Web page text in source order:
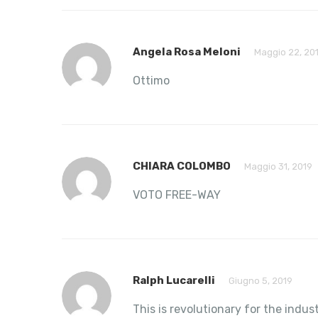
Angela Rosa Meloni Maggio 22,
Ottimo
CHIARA COLOMBO Maggio 31, 2019
VOTO FREE-WAY
Ralph Lucarelli Giugno 5, 2019
This is revolutionary for the